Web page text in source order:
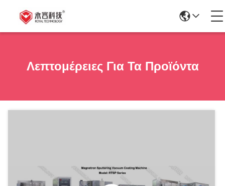
Λεπτομέρειες Για Τα Προϊόντα